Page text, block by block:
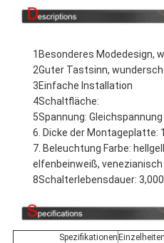
1Besonderes Modedesign,
2Guter Tastsinn,
3Einfache Installation
4Schaltfläche:
5Spannung:
6. Dicke der Montageplatte:
7. Beleuchtung Farbe:
elfenbeinweiß, venezianisch
8Schalterlebensdauer:
Spezifikationen Einzelheiten